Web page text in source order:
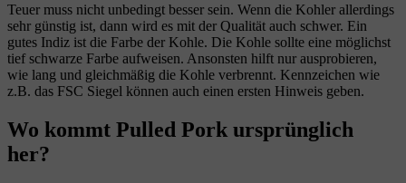
Teuer muss nicht unbedingt besser sein. Wenn die Kohler allerdings
sehr günstig ist, dann wird es mit der Qualität auch schwer. Ein
gutes Indiz ist die Farbe der Kohle. Die Kohle sollte eine möglichst
tief schwarze Farbe aufweisen. Ansonsten hilft nur ausprobieren,
wie lang und gleichmäßig die Kohle verbrennt. Kennzeichen wie
z.B. das FSC Siegel können auch einen ersten Hinweis geben.
Wo kommt Pulled Pork ursprünglich
her?